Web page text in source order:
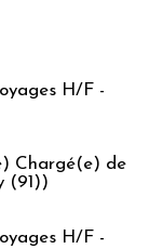
H/F -
Chargé(e) de
(91))
H/F -